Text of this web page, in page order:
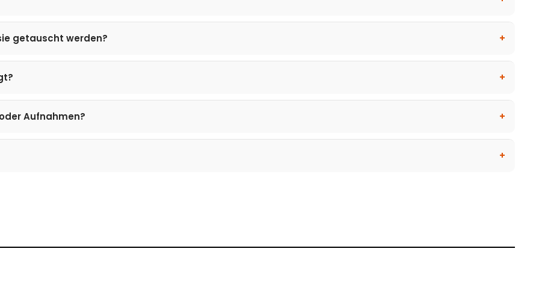
getauscht werden?
Aufnahmen?